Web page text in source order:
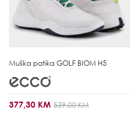
Muška patika GOLF BIOM H5
377,30 KM 539,00 KM